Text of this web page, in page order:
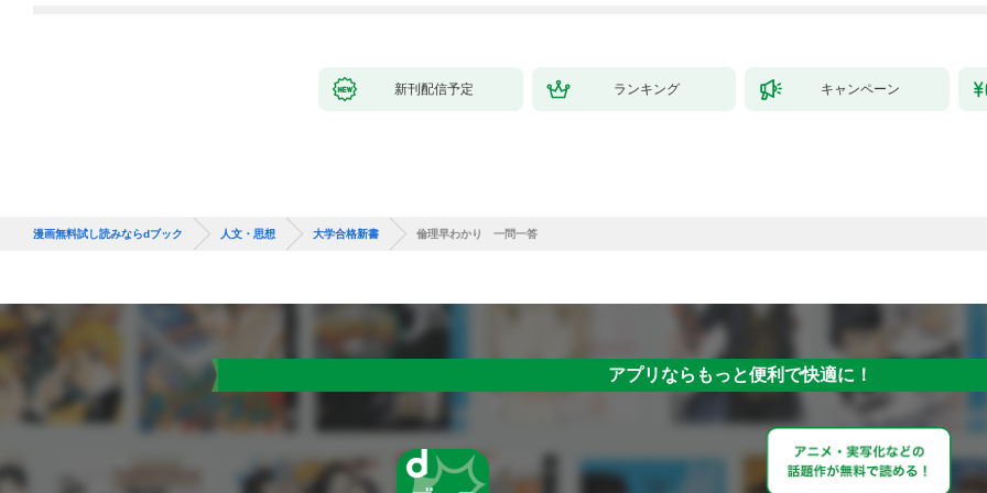
新刊配信予定 ランキング キャンペーン
漫画無料試し読みならdブック 人文・思想 大学合格新書 倫理早わかり 一問一答
アプリならもっと便利で快適に！